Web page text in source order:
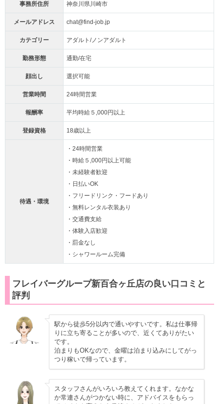
事務所住所 神奈川県川崎市
メールアドレス chat@find-job.jp
カテゴリー アダルト/ノンアダルト
勤務形態 通勤/在宅
顔出し 選択可能
営業時間 24時間営業
報酬率 平均時給５,000円以上
登録資格 18歳以上
待遇・環境
・24時間営業
・時給５,000円以上可能
・未経験者歓迎
・日払いOK
・フリードリンク・フードあり
・無料レンタル衣装あり
・交通費支給
・体験入店歓迎
・罰金なし
・シャワールーム完備
フレイバーグループ新百合ヶ丘店の良い口コミと
評判
駅から徒歩5分以内で通いやすいです。私は仕事帰
りに立ち寄ることが多いので、近くてありがたい
です。
泊まりもOKなので、金曜は泊まり込みにしてがっ
つり稼いで帰っています。
スタッフさんがいろいろ教えてくれます。なかな
か常連さんがつかない時に、アドバイスをもらっ